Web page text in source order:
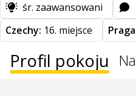
śr. zaawansowani
Czechy: 16. miejsce
Profil pokoju